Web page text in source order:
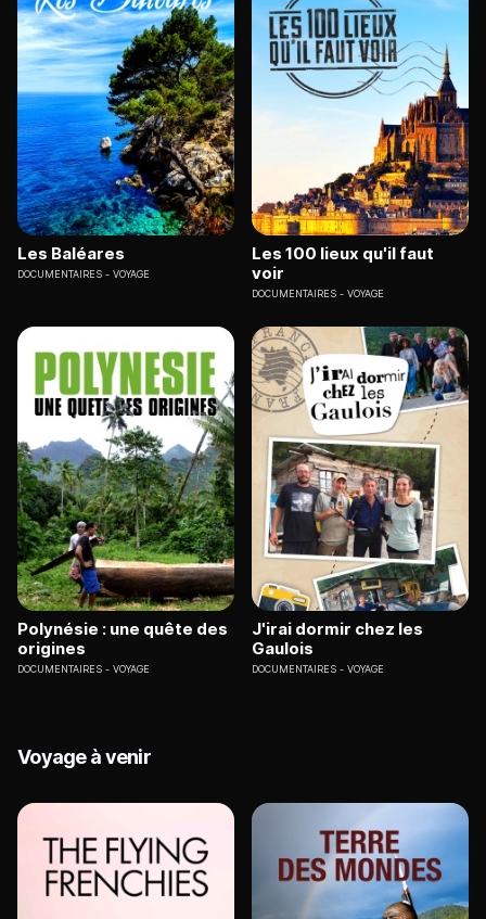
Les Baléares
DOCUMENTAIRES VOYAGE
Les 100 lieux qu'il faut
voir
DOCUMENTAIRES VOYAGE
Polynésie : une quête des
origines
DOCUMENTAIRES VOYAGE
J'irai dormir chez les
Gaulois
DOCUMENTAIRES VOYAGE
Voyage à venir